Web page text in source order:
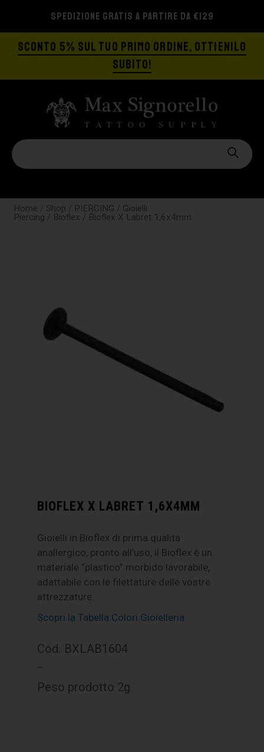
SPEDIZIONE GRATIS A PARTIRE DA €129
SCONTO 5% SUL TUO PRIMO ORDINE, OTTIENILO
SUBITO!
Home / Shop / PIERCING / Gioielli
Piercing / Bioflex / Bioflex X Labret 1,6x4mm
BIOFLEX X LABRET 1,6X4MM
Gioielli in Bioflex di prima qualità
anallergico, pronto all’uso, il Bioflex è un
materiale “plastico” morbido lavorabile,
adattabile con le filettature delle vostre
attrezzature.
Scopri la Tabella Colori Gioielleria
Cod. BXLAB1604
–
Peso prodotto 2g